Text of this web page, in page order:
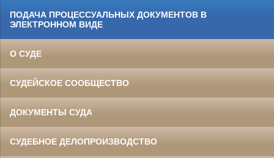
ПОДАЧА ПРОЦЕССУАЛЬНЫХ ДОКУМЕНТОВ В
ЭЛЕКТРОННОМ ВИДЕ
О СУДЕ
СУДЕЙСКОЕ СООБЩЕСТВО
ДОКУМЕНТЫ СУДА
СУДЕБНОЕ ДЕЛОПРОИЗВОДСТВО